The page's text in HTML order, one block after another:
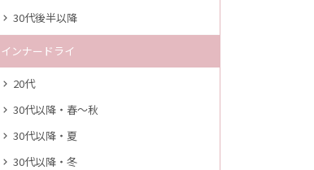
30代後半以降
インナードライ
20代
30代以降・春～秋
30代以降・夏
30代以降・冬